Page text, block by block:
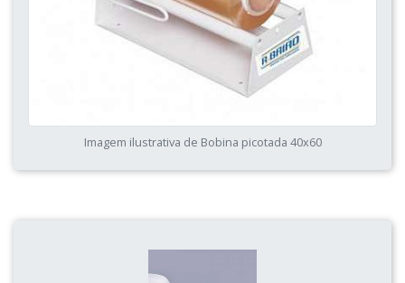
Imagem ilustrativa de Bobina picotada 40x60